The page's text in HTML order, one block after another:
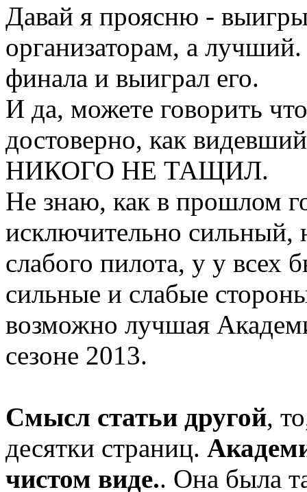
Давай я проясню -
организаторам, а
финала и выиграл его.
И да, можете говорить
достоверно, как
НИКОГО НЕ ТАЩИЛ.
Не знаю, как в прошлом
исключительно сильный,
слабого пилота, у у всех
сильные и слабые
возможно лучшая
сезоне 2013.
Смысл статьи другой,
десятки страниц.
чистом виде.. Она была